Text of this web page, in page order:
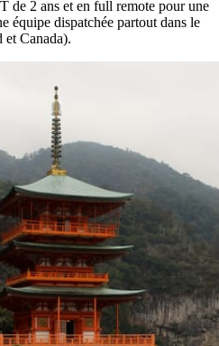
de 2 ans et en full remote pour une
équipe dispatchée partout dans le
Canada).